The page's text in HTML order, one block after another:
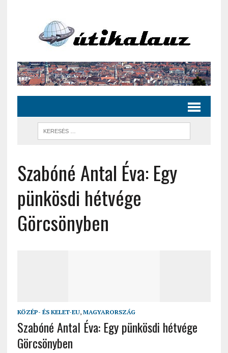
Szabóné Antal Éva: Egy
pünkösdi hétvége
Görcsönyben
KÖZÉP- ÉS KELET-EU, MAGYARORSZÁG
Szabóné Antal Éva: Egy pünkösdi hétvége
Görcsönyben